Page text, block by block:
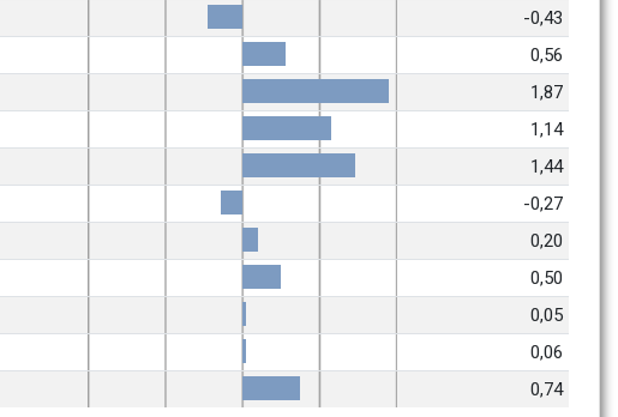
-0,43
0,56
1,87
1,14
1,44
-0,27
0,20
0,50
0,05
0,06
0,74